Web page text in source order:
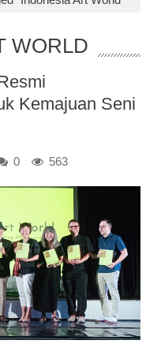
WORLD
Kemajuan Seni
0 563